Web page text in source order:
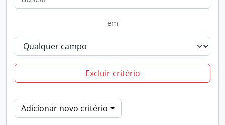
em
Excluir critério
Adicionar novo critério